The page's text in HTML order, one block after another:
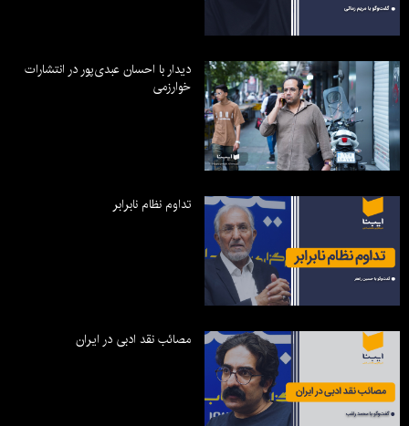
دیدار با احسان عبدی‌پور در انتشارات
خوارزمی
تداوم نظام نابرابر
مصائب نقد ادبی در ایران